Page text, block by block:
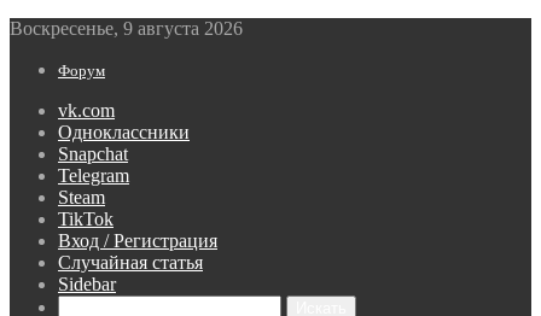
Воскресенье, 9 августа 2026
Форум
vk.com
Одноклассники
Snapchat
Telegram
Steam
TikTok
Вход / Регистрация
Случайная статья
Sidebar